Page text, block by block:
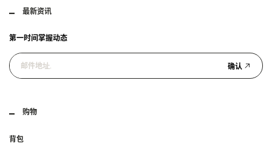
购物
背包
最新资讯
第一时间掌握动态
确认